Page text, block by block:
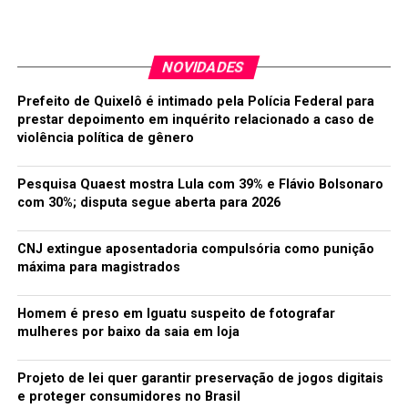
Segundo informações de populares, o principal motivo
foi pela falta de combustível.
No local, existiam algumas pessoas realizando reparos e
tentando contornar a situação o mais rápido possível.
Também nas proximidades da Av. Cruzeiro do Sul, houve
a interdição de parte da pista de rolamento, onde a
equipe do SAAE esteve realizando alguns reparos por
NOVIDADES
Prefeito de Quixelô é intimado pela Polícia Federal para
prestar depoimento em inquérito relacionado a caso de
violência política de gênero
Pesquisa Quaest mostra Lula com 39% e Flávio Bolsonaro
com 30%; disputa segue aberta para 2026
CNJ extingue aposentadoria compulsória como punição
máxima para magistrados
Homem é preso em Iguatu suspeito de fotografar
mulheres por baixo da saia em loja
Projeto de lei quer garantir preservação de jogos digitais
e proteger consumidores no Brasil